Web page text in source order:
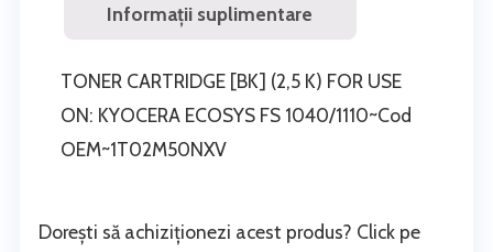
Informații suplimentare
TONER CARTRIDGE [BK] (2,5 K) FOR USE
ON: KYOCERA ECOSYS FS 1040/1110~Cod
OEM~1T02M50NXV
Dorești să achiziționezi acest produs? Click pe